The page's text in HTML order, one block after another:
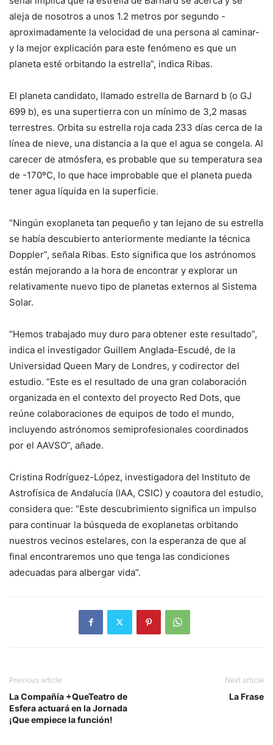
aleja de nosotros a unos 1.2 metros por segundo -
aproximadamente la velocidad de una persona al caminar-
y la mejor explicación para este fenómeno es que un
planeta esté orbitando la estrella”, indica Ribas.
El planeta candidato, llamado estrella de Barnard b (o GJ
699 b), es una supertierra con un mínimo de 3,2 masas
terrestres. Orbita su estrella roja cada 233 días cerca de la
línea de nieve, una distancia a la que el agua se congela. Al
carecer de atmósfera, es probable que su temperatura sea
de -170ºC, lo que hace improbable que el planeta pueda
tener agua líquida en la superficie.
“Ningún exoplaneta tan pequeño y tan lejano de su estrella
se había descubierto anteriormente mediante la técnica
Doppler”, señala Ribas. Esto significa que los astrónomos
están mejorando a la hora de encontrar y explorar un
relativamente nuevo tipo de planetas externos al Sistema
Solar.
“Hemos trabajado muy duro para obtener este resultado”,
indica el investigador Guillem Anglada-Escudé, de la
Universidad Queen Mary de Londres, y codirector del
estudio. “Este es el resultado de una gran colaboración
organizada en el contexto del proyecto Red Dots, que
reúne colaboraciones de equipos de todo el mundo,
incluyendo astrónomos semiprofesionales coordinados
por el AAVSO”, añade.
Cristina Rodríguez-López, investigadora del Instituto de
Astrofísica de Andalucía (IAA, CSIC) y coautora del estudio,
considera que: “Este descubrimiento significa un impulso
para continuar la búsqueda de exoplanetas orbitando
nuestros vecinos estelares, con la esperanza de que al
final encontraremos uno que tenga las condiciones
adecuadas para albergar vida”.
Previous article
La Compañía +QueTeatro de
Esfera actuará en la Jornada
¡Que empiece la función!
Next article
La Frase